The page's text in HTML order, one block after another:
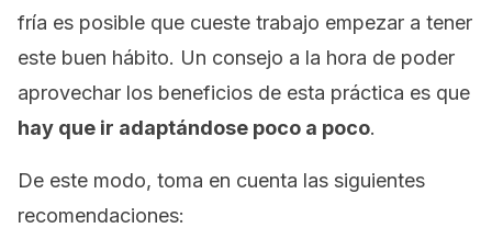
fría es posible que cueste trabajo empezar a tener
este buen hábito. Un consejo a la hora de poder
aprovechar los beneficios de esta práctica es que
hay que ir adaptándose poco a poco.
De este modo, toma en cuenta las siguientes
recomendaciones: